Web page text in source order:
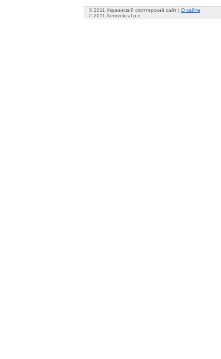
© 2011 Украинский споттерский сайт | О сайте
© 2011 Aerovokzal p.e.